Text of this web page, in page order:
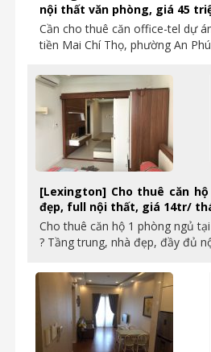
nội thất văn phòng, giá 45
Cần cho thuê căn office-tel dự
tiền Mai Chí Thọ, phường An
[Lexington] Cho thuê căn
đẹp, full nội thất, giá 14tr/
Cho thuê căn hộ 1 phòng ngủ
? Tầng trung, nhà đẹp, đầy đủ